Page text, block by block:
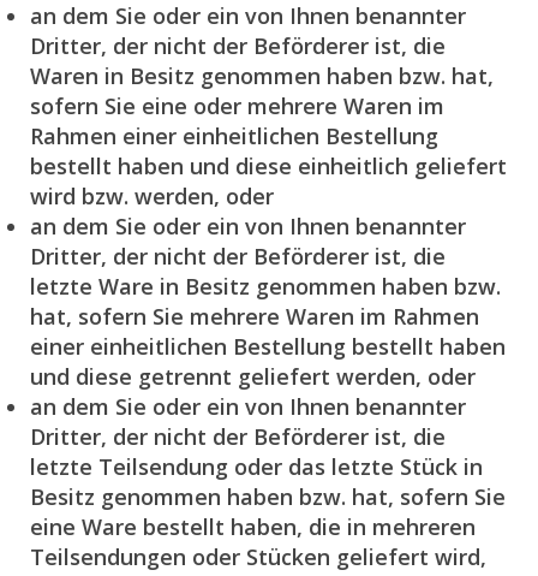
an dem Sie oder ein von Ihnen benannter
Dritter, der nicht der Beförderer ist, die
Waren in Besitz genommen haben bzw. hat,
sofern Sie eine oder mehrere Waren im
Rahmen einer einheitlichen Bestellung
bestellt haben und diese einheitlich geliefert
wird bzw. werden, oder
an dem Sie oder ein von Ihnen benannter
Dritter, der nicht der Beförderer ist, die
letzte Ware in Besitz genommen haben bzw.
hat, sofern Sie mehrere Waren im Rahmen
einer einheitlichen Bestellung bestellt haben
und diese getrennt geliefert werden, oder
an dem Sie oder ein von Ihnen benannter
Dritter, der nicht der Beförderer ist, die
letzte Teilsendung oder das letzte Stück in
Besitz genommen haben bzw. hat, sofern Sie
eine Ware bestellt haben, die in mehreren
Teilsendungen oder Stücken geliefert wird,